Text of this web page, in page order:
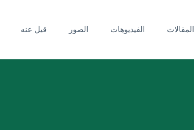
المقالات الفيديوهات الصور قيل عنه